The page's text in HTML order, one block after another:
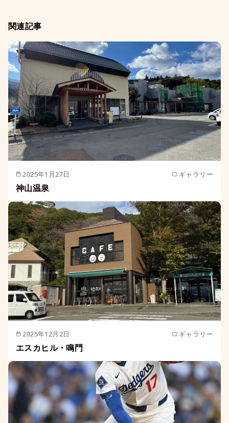
関連記事
2025年1月27日 ギャラリー
神山温泉
2025年12月2日 ギャラリー
エスカヒル・鳴門